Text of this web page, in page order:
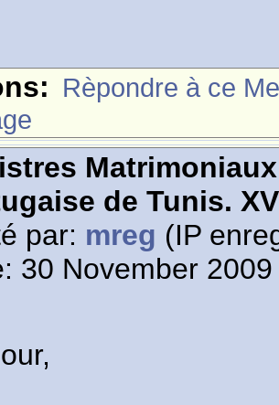
Rèpondre à ce
de Tunis.
par: mreg (IP
30 November